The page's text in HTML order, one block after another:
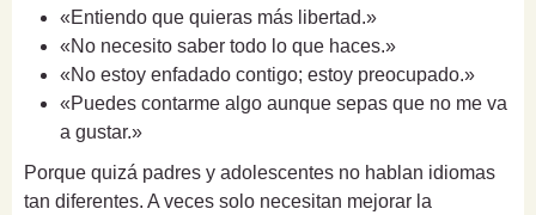
«Entiendo que quieras más libertad.»
«No necesito saber todo lo que haces.»
«No estoy enfadado contigo; estoy preocupado.»
«Puedes contarme algo aunque sepas que no me va
a gustar.»
Porque quizá padres y adolescentes no hablan idiomas
tan diferentes. A veces solo necesitan mejorar la